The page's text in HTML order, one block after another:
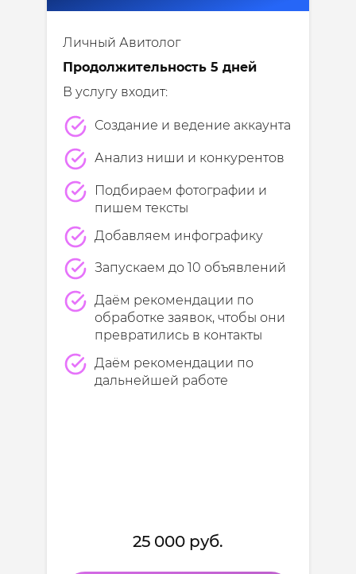
Личный Авитолог
Продолжительность 5 дней
В услугу входит:
Создание и ведение аккаунта
Анализ ниши и конкурентов
Подбираем фотографии и
пишем тексты
Добавляем инфографику
Запускаем до 10 объявлений
Даём рекомендации по
обработке заявок, чтобы они
превратились в контакты
Даём рекомендации по
дальнейшей работе
25 000 руб.